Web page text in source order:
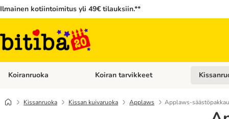
Ilmainen kotiintoimitus yli 49€ tilauksiin.**
Koiranruoka Avaa kategoriavalikko: Koiranruoka
Koiran tarvikkeet Avaa
Kissanruoka Kissan kuivaruoka Applaws Applaws-